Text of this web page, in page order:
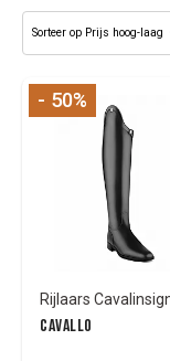
Merk
Kleuren
CAVALLO
- 50%